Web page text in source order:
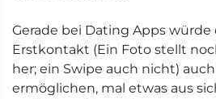
Gerade bei Dating Apps würde
Erstkontakt (Ein Foto stellt
her; ein Swipe auch nicht)
ermöglichen, mal etwas aus